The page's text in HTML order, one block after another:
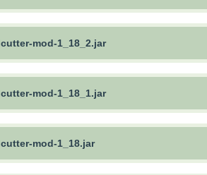
mod-1_18_2.jar
mod-1_18_1.jar
mod-1_18.jar